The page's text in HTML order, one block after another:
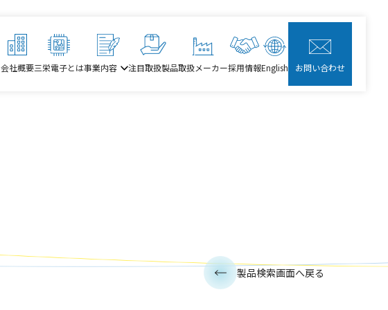
会社概要三栄電子とは事業内容 注目取扱製品取扱メーカー採用情報English お問い合わせ
製品検索画面へ戻る